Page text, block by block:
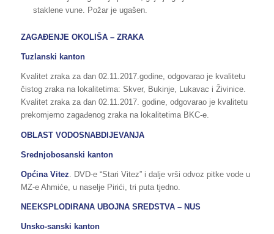
staklene vune. Požar je ugašen.
ZAGAĐENJE OKOLIŠA – ZRAKA
Tuzlanski kanton
Kvalitet zraka za dan 02.11.2017.godine, odgovarao je kvalitetu
čistog zraka na lokalitetima: Skver, Bukinje, Lukavac i Živinice.
Kvalitet zraka za dan 02.11.2017. godine, odgovarao je kvalitetu
prekomjerno zagađenog zraka na lokalitetima BKC-e.
OBLAST VODOSNABDIJEVANJA
Srednjobosanski kanton
Općina Vitez . DVD-e “Stari Vitez” i dalje vrši odvoz pitke vode u
MZ-e Ahmiće, u naselje Pirići, tri puta tjedno.
NEEKSPLODIRANA UBOJNA SREDSTVA – NUS
Unsko-sanski kanton